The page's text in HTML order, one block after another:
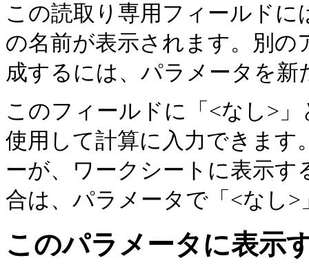
この読取り専用フィールド
の名前が表示されます。別
成するには、パラメータを新
このフィールドに「<なし>
使用して計算に入力できま
ーが、ワークシートに表示
合は、パラメータで「<なし
このパラメータに表示